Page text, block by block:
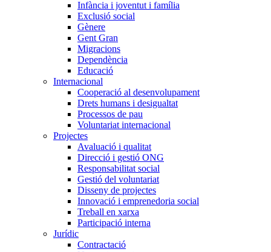
Infància i joventut i família
Exclusió social
Gènere
Gent Gran
Migracions
Dependència
Educació
Internacional
Cooperació al desenvolupament
Drets humans i desigualtat
Processos de pau
Voluntariat internacional
Projectes
Avaluació i qualitat
Direcció i gestió ONG
Responsabilitat social
Gestió del voluntariat
Disseny de projectes
Innovació i emprenedoria social
Treball en xarxa
Participació interna
Jurídic
Contractació